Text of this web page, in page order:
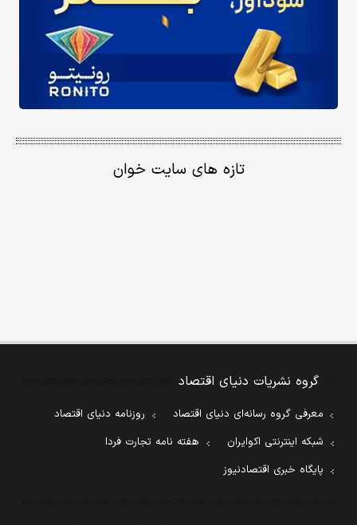
تازه های سایت خوان
گروه نشریات دنیای اقتصاد
معرفی گروه رسانه‌ای دنیای اقتصاد
روزنامه دنیای اقتصاد
شبکه اینترنتی اکوایران
هفته نامه تجارت فردا
پایگاه خبری اقتصادنیوز